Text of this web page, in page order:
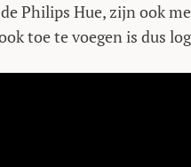
Philips Hue, zijn ook
toe te voegen is dus